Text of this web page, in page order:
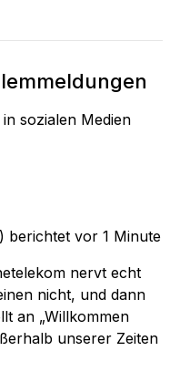
sozialen Medien
berichtet vor 1 Minute
nervt echt
nicht, und dann
an „Willkommen
unserer Zeiten